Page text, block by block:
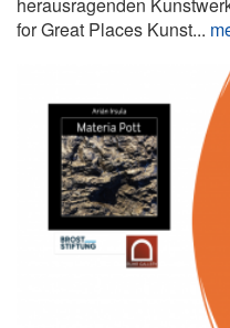
for Great Places Kunst...